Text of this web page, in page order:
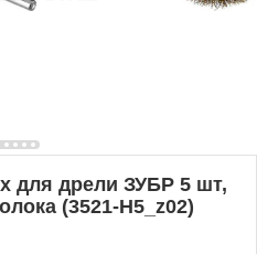
для дрели ЗУБР 5 шт,
(3521-H5_z02)